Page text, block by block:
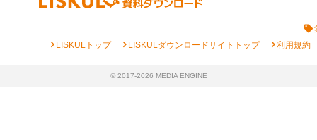
chevron_rightLISKULトップ chevron_rightLISKULダウンロードサイトトップ chevron_right利用規約
© 2017-2026 MEDIA ENGINE